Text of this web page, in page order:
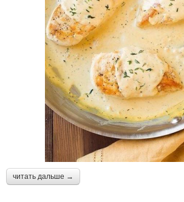
читать дальше →